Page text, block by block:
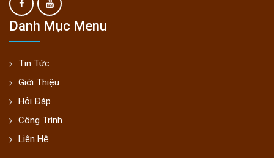
Danh Mục Menu
Tin Tức
Giới Thiệu
Hỏi Đáp
Công Trình
Liên Hệ